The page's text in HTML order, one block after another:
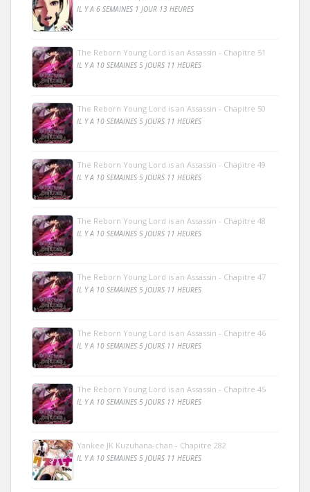
IL Y A 6 SEMAINES 1 JOUR 13 HEURES
The Reborn Young Lord is an Assassin - Chapitre 51
IL Y A 10 SEMAINES 5 JOURS 11 HEURES
The Reborn Young Lord is an Assassin - Chapitre 50
IL Y A 10 SEMAINES 5 JOURS 11 HEURES
The Reborn Young Lord is an Assassin - Chapitre 49
IL Y A 10 SEMAINES 5 JOURS 11 HEURES
The Reborn Young Lord is an Assassin - Chapitre 48
IL Y A 10 SEMAINES 5 JOURS 11 HEURES
The Reborn Young Lord is an Assassin - Chapitre 47
IL Y A 10 SEMAINES 5 JOURS 11 HEURES
The Reborn Young Lord is an Assassin - Chapitre 46
IL Y A 10 SEMAINES 5 JOURS 11 HEURES
The Reborn Young Lord is an Assassin - Chapitre 45
IL Y A 10 SEMAINES 5 JOURS 11 HEURES
Yankee JK Kuzuhana-chan - Chapitre 282
IL Y A 10 SEMAINES 5 JOURS 11 HEURES